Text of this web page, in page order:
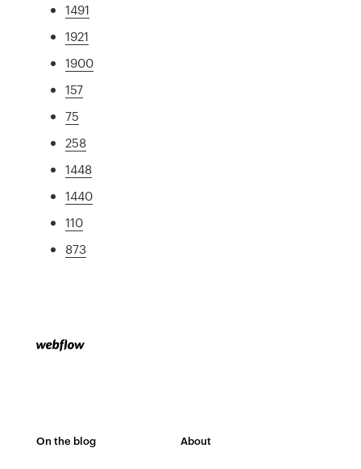
1491
1921
1900
157
75
258
1448
1440
110
873
On the blog About